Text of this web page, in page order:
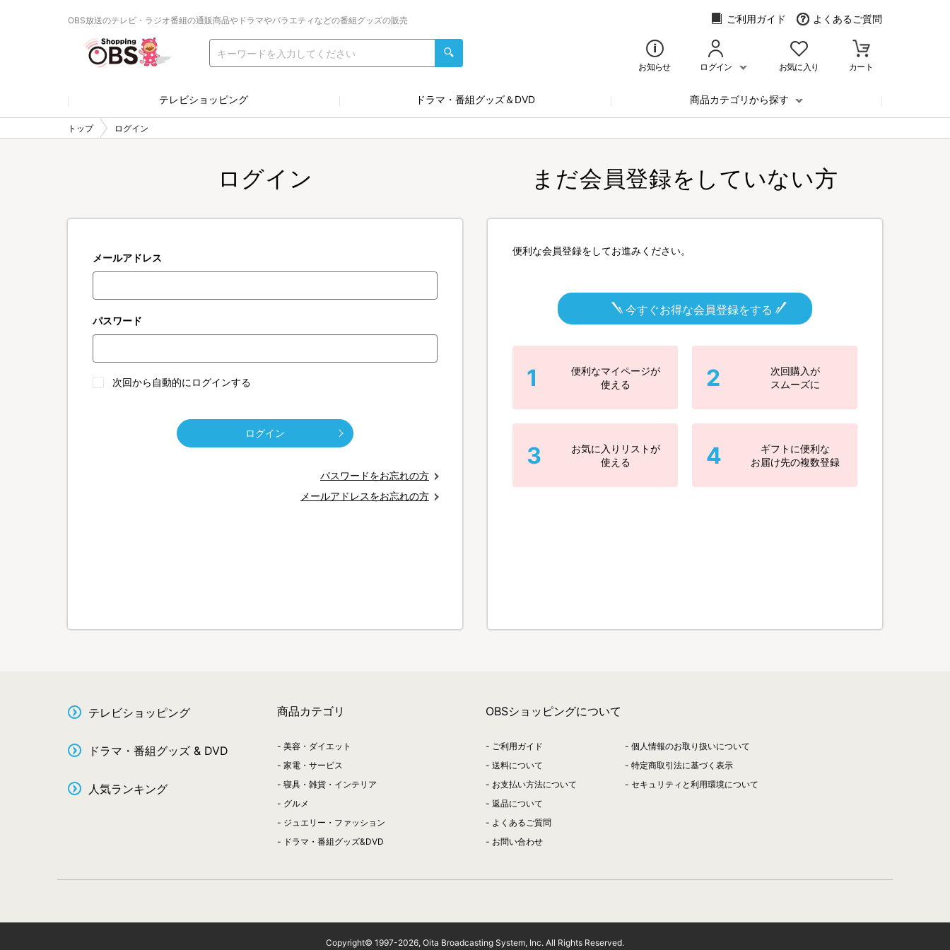
OBS放送のテレビ・ラジオ番組の通販商品やドラマやバラエティなどの番組グッズの販売 ご利用ガイド よくあるご質問
お知らせ ログイン お気に入り カート
テレビショッピング ドラマ・番組グッズ＆DVD 商品カテゴリから探す
トップ ログイン
ログイン
メールアドレス
パスワード
次回から自動的にログインする
ログイン
パスワードをお忘れの方
メールアドレスをお忘れの方
まだ会員登録をしていない方
便利な会員登録をしてお進みください。
今すぐお得な会員登録をする
1
便利なマイページが
使える
2
次回購入が
スムーズに
3
お気に入りリストが
使える
4
ギフトに便利な
お届け先の複数登録
テレビショッピング
ドラマ・番組グッズ & DVD
人気ランキング
商品カテゴリ
美容・ダイエット
家電・サービス
寝具・雑貨・インテリア
グルメ
ジュエリー・ファッション
ドラマ・番組グッズ&DVD
OBSショッピングについて
ご利用ガイド
送料について
お支払い方法について
返品について
よくあるご質問
お問い合わせ
個人情報のお取り扱いについて
特定商取引法に基づく表示
セキュリティと利用環境について
Copyright© 1997-2026, Oita Broadcasting System, Inc. All Rights Reserved.